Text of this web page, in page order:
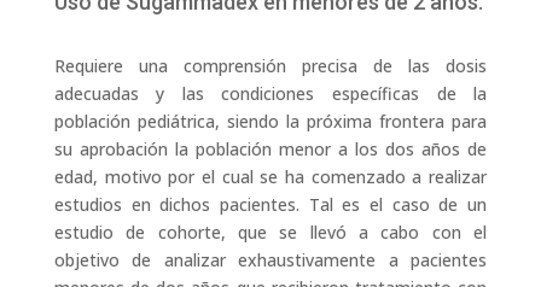
Requiere una comprensión precisa de las dosis
adecuadas y las condiciones específicas de la
población pediátrica, siendo la próxima frontera para
su aprobación la población menor a los dos años de
edad, motivo por el cual se ha comenzado a realizar
estudios en dichos pacientes. Tal es el caso de un
estudio de cohorte, que se llevó a cabo con el
objetivo de analizar exhaustivamente a pacientes